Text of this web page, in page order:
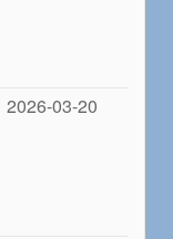
2026-03-20